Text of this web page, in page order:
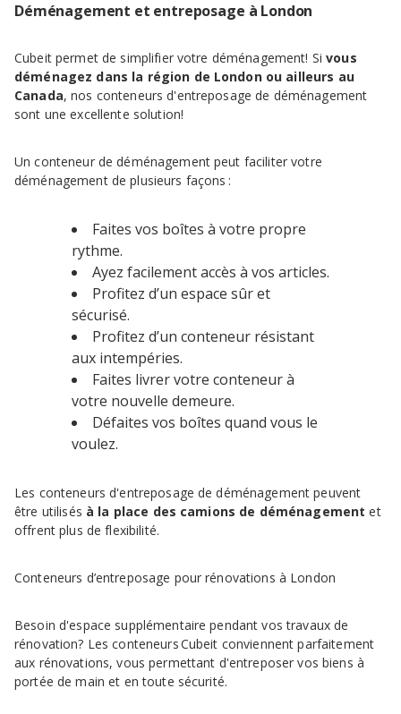
Déménagement et entreposage à London
Cubeit permet de simplifier votre déménagement! Sivous
déménagez dans la région de London ou ailleurs au
Canada, nos conteneurs d'entreposage de déménagement
sont une excellente solution!
Un conteneur de déménagement peut faciliter votre
déménagement de plusieurs façons :
Faites vos boîtes à votre propre
rythme.
Ayez facilement accès à vos articles.
Profitez d’un espace sûr et
sécurisé.
Profitez d’un conteneur résistant
aux intempéries.
Faites livrer votre conteneur à
votre nouvelle demeure.
Défaites vos boîtes quand vous le
voulez.
Les conteneurs d'entreposage de déménagement peuvent
être utilisés à la place des camions de déménagement et
offrent plus de flexibilité.
Conteneurs d’entreposage pour rénovations à London
Besoin d'espace supplémentaire pendant vos travaux de
rénovation? Les conteneurs Cubeit conviennent parfaitement
aux rénovations, vous permettant d'entreposer vos biens à
portée de main et en toute sécurité.